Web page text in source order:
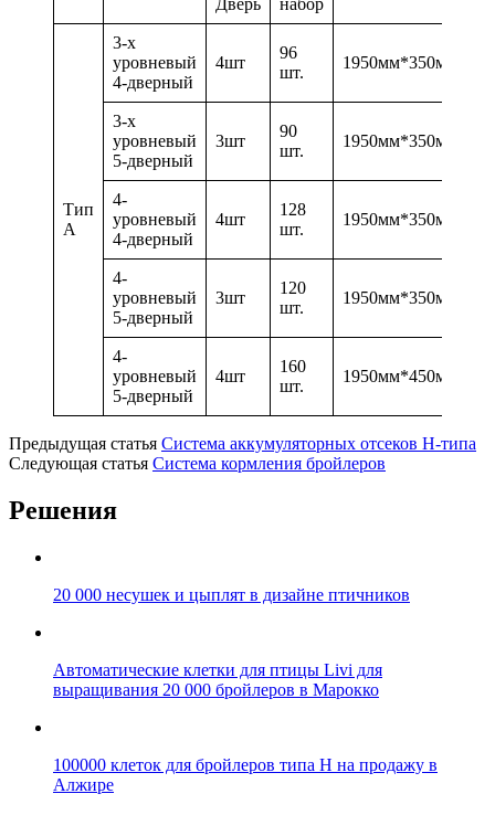
Дверь набор
Тип
A
3-х
уровневый
4-дверный
4шт
96
шт.
3-х
уровневый
5-дверный
3шт
90
шт.
4-
уровневый
4-дверный
4шт
128
шт.
4-
уровневый
5-дверный
3шт
120
шт.
4-
уровневый
5-дверный
4шт
160
шт.
Предыдущая статья Система аккумуляторных отсеков H-типа
Следующая статья Система кормления бройлеров
Решения
20 000 несушек и цыплят в дизайне птичников
Автоматические клетки для птицы Livi для
выращивания 20 000 бройлеров в Марокко
100000 клеток для бройлеров типа H на продажу в
Алжире